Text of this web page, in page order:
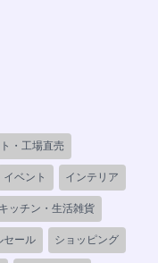
・工場直売
イベント インテリア
キッチン・生活雑貨
セール ショッピング